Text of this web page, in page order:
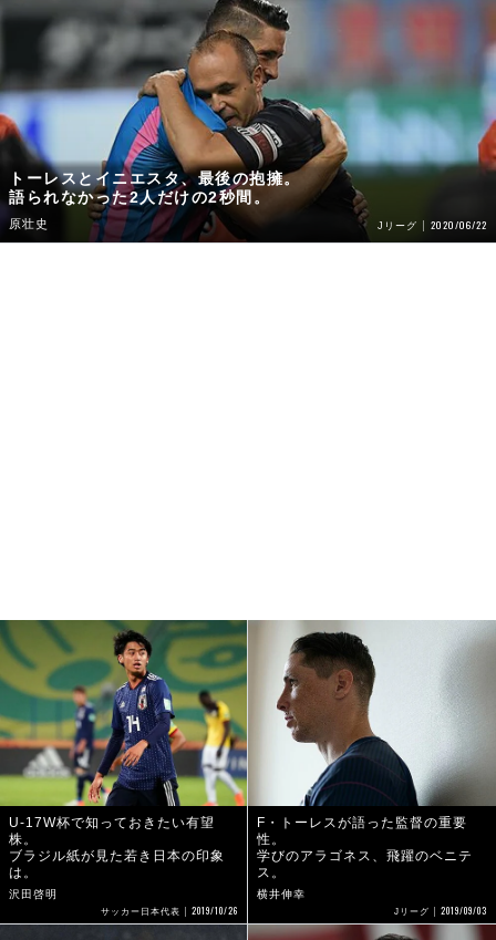
トーレスとイニエスタ、最後の抱擁。
語られなかった2人だけの2秒間。
原壮史 Jリーグ 2020/06/22
U-17W杯で知っておきたい有望
株。
ブラジル紙が見た若き日本の印象
は。
沢田啓明
サッカー日本代表 2019/10/26
F・トーレスが語った監督の重要
性。
学びのアラゴネス、飛躍のベニテ
ス。
横井伸幸
Jリーグ 2019/09/03